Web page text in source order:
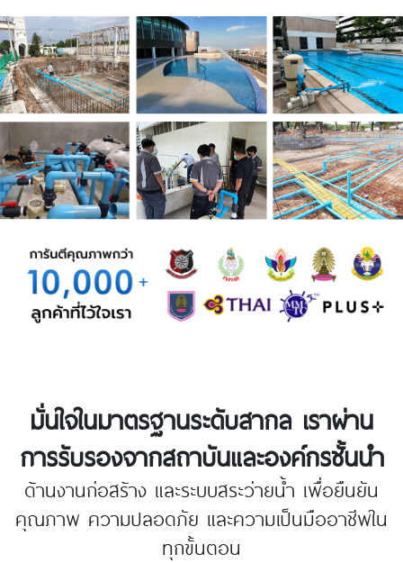
มั่นใจในมาตรฐานระดับสากล เราผ่าน
การรับรองจากสถาบันและองค์กรชั้นนำ
ด้านงานก่อสร้าง และระบบสระว่ายน้ำ เพื่อยืนยัน
คุณภาพ ความปลอดภัย และความเป็นมืออาชีพใน
ทุกขั้นตอน